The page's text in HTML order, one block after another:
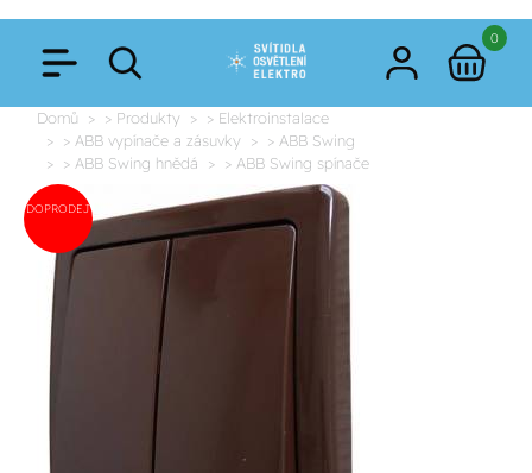
0
Domů > Produkty
> Elektroinstalace
> ABB vypínače a zásuvky
> ABB Swing
> ABB Swing hnědá
> ABB Swing spínače
DOPRODEJ